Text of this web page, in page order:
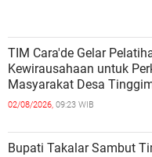
TIM Cara'de Gelar
Kewirausahaan untuk
Masyarakat Desa
02/08/2026, 09:23 WIB
Bupati Takalar Sambut